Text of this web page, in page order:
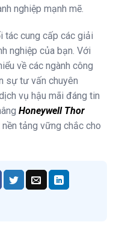
nghiệp mạnh mẽ.
tác cung cấp các giải
nghiệp của bạn. Với
về các ngành công
sự tư vấn chuyên
vụ hậu mãi đáng tin
Honeywell Thor
tảng vững chắc cho